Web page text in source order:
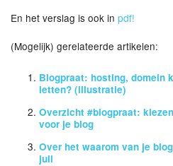
En het verslag is ook in pdf!
(Mogelijk) gerelateerde artikelen:
Blogpraat: hosting, domein
letten? (illustratie)
Overzicht #blogpraat:
voor je blog
Over het waarom van je
juli